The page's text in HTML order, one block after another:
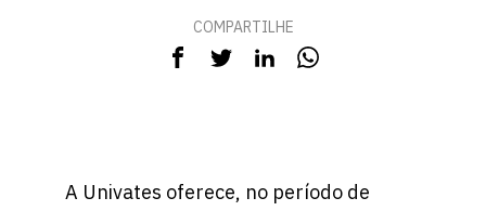
COMPARTILHE
A Univates oferece, no período de